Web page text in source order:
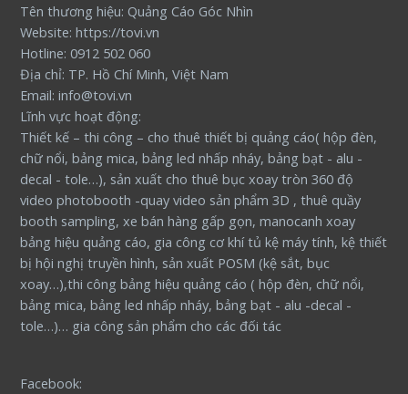
Tên thương hiệu: Quảng Cáo Góc Nhìn
Website: https://tovi.vn
Hotline: 0912 502 060
Địa chỉ: TP. Hồ Chí Minh, Việt Nam
Email: info@tovi.vn
Lĩnh vực hoạt động:
Thiết kế – thi công – cho thuê thiết bị quảng cáo( hộp đèn,
chữ nổi, bảng mica, bảng led nhấp nháy, bảng bạt - alu -
decal - tole…), sản xuất cho thuê bục xoay tròn 360 độ
video photobooth -quay video sản phẩm 3D , thuê quầy
booth sampling, xe bán hàng gấp gọn, manocanh xoay
bảng hiệu quảng cáo, gia công cơ khí tủ kệ máy tính, kệ thiết
bị hội nghị truyền hình, sản xuất POSM (kệ sắt, bục
xoay…),thi công bảng hiệu quảng cáo ( hộp đèn, chữ nổi,
bảng mica, bảng led nhấp nháy, bảng bạt - alu -decal -
tole…)… gia công sản phẩm cho các đối tác
Facebook: